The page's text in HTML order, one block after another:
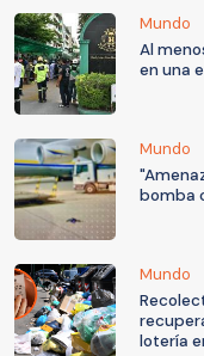
Mundo
Al
en una
Mundo
bomba
Mundo
lotería